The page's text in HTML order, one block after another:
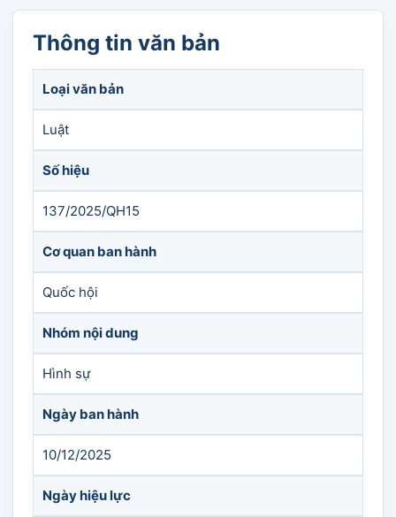
Thông tin văn bản
Loại văn bản
Luật
Số hiệu
137/2025/QH15
Cơ quan ban hành
Quốc hội
Nhóm nội dung
Hình sự
Ngày ban hành
10/12/2025
Ngày hiệu lực